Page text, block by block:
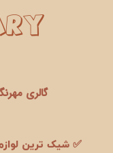
گالری
✅ شیک ترین